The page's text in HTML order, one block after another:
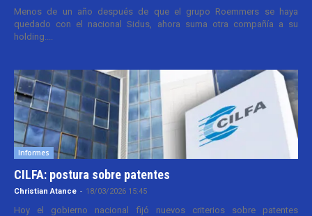
Menos de un año después de que el grupo Roemmers se haya
quedado con el nacional Sidus, ahora suma otra compañía a su
holding....
Informes
CILFA: postura sobre patentes
Christian Atance - 18/03/2026 15:45
Hoy el gobierno nacional fijó nuevos criterios sobre patentes